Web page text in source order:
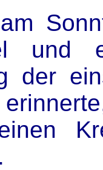
und
der